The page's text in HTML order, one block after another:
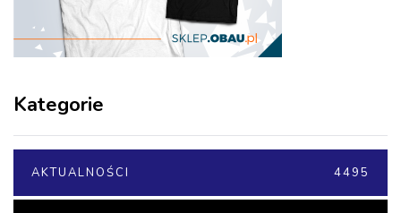
Kategorie
AKTUALNOŚCI 4495